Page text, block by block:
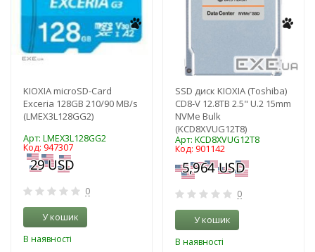
KIOXIA microSD-Card
Exceria 128GB 210/90 MB/s
(LMEX3L128GG2)
Арт: LMEX3L128GG2
Код: 947307
0
У кошик
В наявності
SSD диск KIOXIA (Toshiba)
CD8-V 12.8TB 2.5" U.2 15mm
NVMe Bulk
(KCD8XVUG12T8)
Арт: KCD8XVUG12T8
Код: 901142
0
У кошик
В наявності